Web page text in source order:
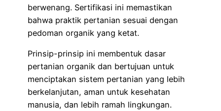
berwenang. Sertifikasi ini memastikan
bahwa praktik pertanian sesuai dengan
pedoman organik yang ketat.
Prinsip-prinsip ini membentuk dasar
pertanian organik dan bertujuan untuk
menciptakan sistem pertanian yang lebih
berkelanjutan, aman untuk kesehatan
manusia, dan lebih ramah lingkungan.